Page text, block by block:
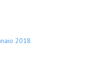
2018